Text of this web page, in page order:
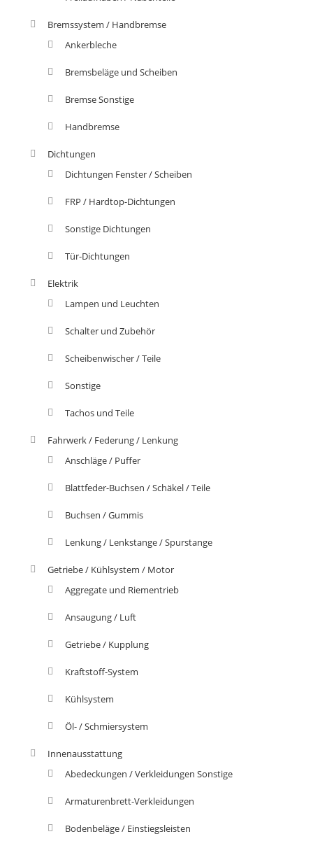
Bremssystem / Handbremse
Ankerbleche
Bremsbeläge und Scheiben
Bremse Sonstige
Handbremse
Dichtungen
Dichtungen Fenster / Scheiben
FRP / Hardtop-Dichtungen
Sonstige Dichtungen
Tür-Dichtungen
Elektrik
Lampen und Leuchten
Schalter und Zubehör
Scheibenwischer / Teile
Sonstige
Tachos und Teile
Fahrwerk / Federung / Lenkung
Anschläge / Puffer
Blattfeder-Buchsen / Schäkel / Teile
Buchsen / Gummis
Lenkung / Lenkstange / Spurstange
Getriebe / Kühlsystem / Motor
Aggregate und Riementrieb
Ansaugung / Luft
Getriebe / Kupplung
Kraftstoff-System
Kühlsystem
Öl- / Schmiersystem
Innenausstattung
Abedeckungen / Verkleidungen Sonstige
Armaturenbrett-Verkleidungen
Bodenbeläge / Einstiegsleisten